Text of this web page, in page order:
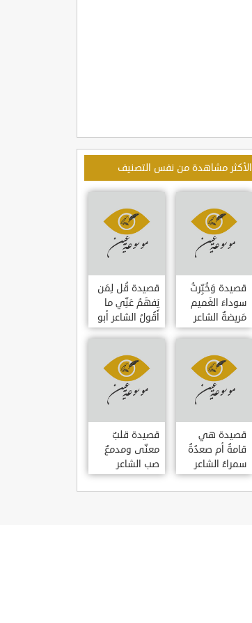
الأكثر مشاهدة من نفس التصنيف
قصيدة وَخُبِّرتُ
سوداءَ الغَميم
مَريضةٌ الشاعر
العوام بن عقبة
قصيدة قُل لِمَن
يَفهَمُ عَنِّي ما
أَقُولُ الشاعر أبو
حامد الغزالي
قصيدة هي
قامةُ أم صعدُةُ
سمراءُ الشاعر
سيف الدين
المشد
قصيدة قلبٌ
معنّى ومدمعٌ
صب الشاعر
سيف الدين
المشد